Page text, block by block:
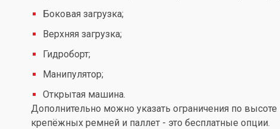
Боковая загрузка;
Верхняя загрузка;
Гидроборт;
Манипулятор;
Открытая машина.
Дополнительно можно указать ограничения по
крепёжных ремней и паллет - это бесплатные опции.